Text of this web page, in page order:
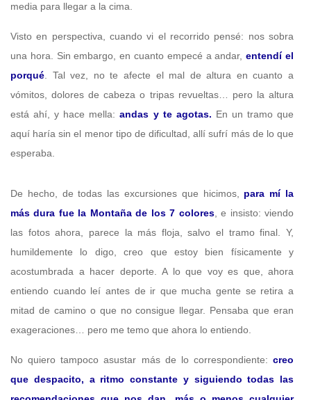
media para llegar a la cima.
Visto en perspectiva, cuando vi el recorrido pensé: nos sobra
una hora. Sin embargo, en cuanto empecé a andar, entendí el
porqué . Tal vez, no te afecte el mal de altura en cuanto a
vómitos, dolores de cabeza o tripas revueltas… pero la altura
está ahí, y hace mella: andas y te agotas. En un tramo que
aquí haría sin el menor tipo de dificultad, allí sufrí más de lo que
esperaba.
De hecho, de todas las excursiones que hicimos, para mí la
más dura fue la Montaña de los 7 colores, e insisto: viendo
las fotos ahora, parece la más floja, salvo el tramo final. Y,
humildemente lo digo, creo que estoy bien físicamente y
acostumbrada a hacer deporte. A lo que voy es que, ahora
entiendo cuando leí antes de ir que mucha gente se retira a
mitad de camino o que no consigue llegar. Pensaba que eran
exageraciones… pero me temo que ahora lo entiendo.
No quiero tampoco asustar más de lo correspondiente: creo
que despacito, a ritmo constante y siguiendo todas las